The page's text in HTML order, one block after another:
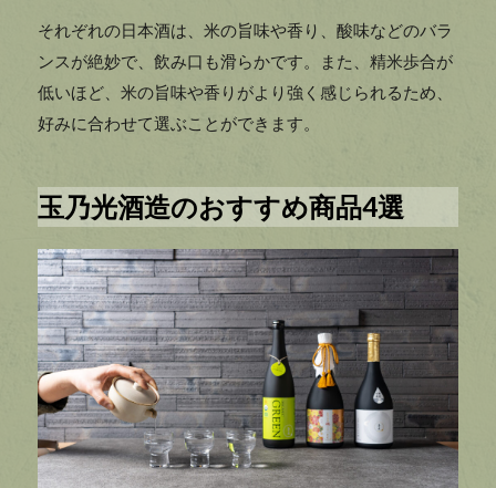
それぞれの日本酒は、米の旨味や香り、酸味などのバラ
ンスが絶妙で、飲み口も滑らかです。また、精米歩合が
低いほど、米の旨味や香りがより強く感じられるため、
好みに合わせて選ぶことができます。
玉乃光酒造のおすすめ商品4選